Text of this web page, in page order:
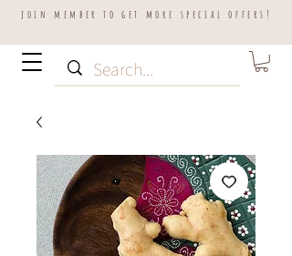
join member to get more special offers!